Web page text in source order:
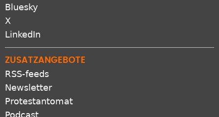
Bluesky
X
LinkedIn
ZUSATZANGEBOTE
RSS-feeds
Newsletter
Protestantomat